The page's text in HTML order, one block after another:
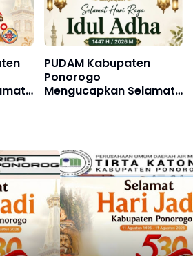
PUDAM Kabupaten
Ponorogo
Mengucapkan Selamat